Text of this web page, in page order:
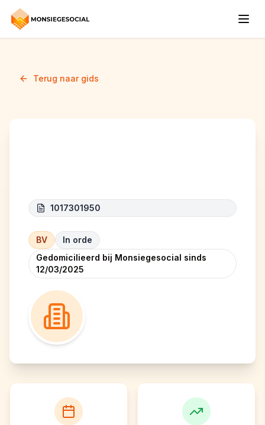
Terug naar gids
1017301950
BV
In orde
Gedomicilieerd bij Monsiegesocial sinds
12/03/2025